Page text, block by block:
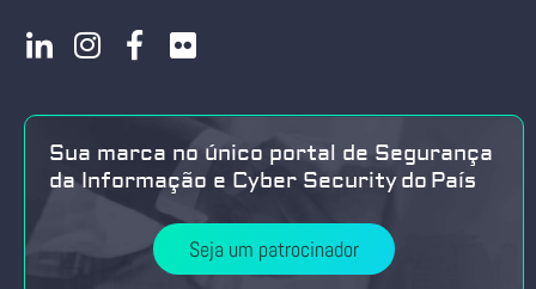
Sua marca no único portal de Segurança
da Informação e Cyber Security do País
Seja um patrocinador